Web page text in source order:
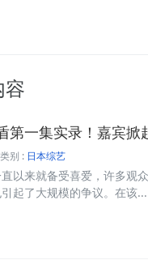
容
第一集实录！嘉宾掀
类别 : 日本综艺
以来就备受喜爱，许多观
起了大规模的争议。在该...